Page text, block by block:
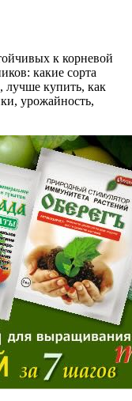
к корневой
какие сорта
лучше купить, как
урожайность,